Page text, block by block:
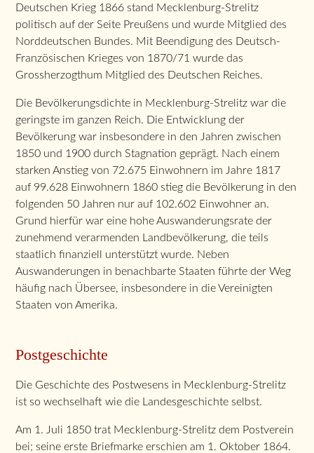
Deutschen Krieg 1866 stand Mecklenburg-Strelitz
politisch auf der Seite Preußens und wurde Mitglied des
Norddeutschen Bundes. Mit Beendigung des Deutsch-
Französischen Krieges von 1870/71 wurde das
Grossherzogthum Mitglied des Deutschen Reiches.
Die Bevölkerungsdichte in Mecklenburg-Strelitz war die
geringste im ganzen Reich. Die Entwicklung der
Bevölkerung war insbesondere in den Jahren zwischen
1850 und 1900 durch Stagnation geprägt. Nach einem
starken Anstieg von 72.675 Einwohnern im Jahre 1817
auf 99.628 Einwohnern 1860 stieg die Bevölkerung in den
folgenden 50 Jahren nur auf 102.602 Einwohner an.
Grund hierfür war eine hohe Auswanderungsrate der
zunehmend verarmenden Landbevölkerung, die teils
staatlich finanziell unterstützt wurde. Neben
Auswanderungen in benachbarte Staaten führte der Weg
häufig nach Übersee, insbesondere in die Vereinigten
Staaten von Amerika.
Postgeschichte
Die Geschichte des Postwesens in Mecklenburg-Strelitz
ist so wechselhaft wie die Landesgeschichte selbst.
Am 1. Juli 1850 trat Mecklenburg-Strelitz dem Postverein
bei; seine erste Briefmarke erschien am 1. Oktober 1864.